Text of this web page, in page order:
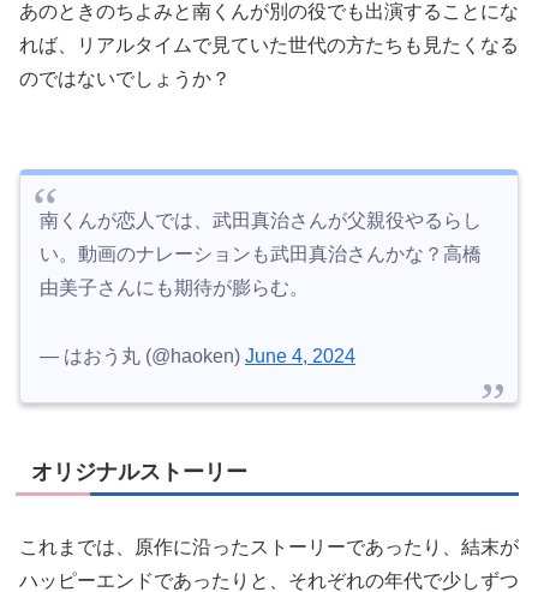
あのときのちよみと南くんが別の役でも出演することにな
れば、リアルタイムで見ていた世代の方たちも見たくなる
のではないでしょうか？
南くんが恋人では、武田真治さんが父親役やるらし
い。動画のナレーションも武田真治さんかな？高橋
由美子さんにも期待が膨らむ。
ハッピーエンドであったりと、それぞれの年代で少しずつ
の違いはありますが、今回の『南くんが恋人』と、これま